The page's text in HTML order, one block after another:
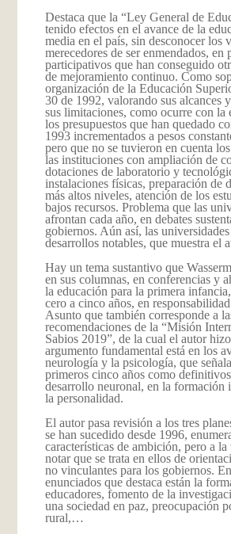
Destaca que la “Ley General de
tenido efectos en el avance de la
media en el país, sin desconocer los
merecedores de ser enmendados, en
participativos que han conseguido
de mejoramiento continuo. Como
organización de la Educación
30 de 1992, valorando sus alcances
sus limitaciones, como ocurre con la
los presupuestos que han quedado
1993 incrementados a pesos
pero que no se tuvieron en cuenta
las instituciones con ampliación de
dotaciones de laboratorio y
instalaciones físicas, preparación de
más altos niveles, atención de los
bajos recursos. Problema que las
afrontan cada año, en debates
gobiernos. Aún así, las universidades
desarrollos notables, que muestra el
Hay un tema sustantivo que
en sus columnas, en conferencias y
la educación para la primera
cero a cinco años, en
Asunto que también corresponde a
recomendaciones de la “Misión
Sabios 2019”, de la cual el autor
argumento fundamental está en los
neurología y la psicología, que
primeros cinco años como
desarrollo neuronal, en la formación
la personalidad.
El autor pasa revisión a los tres
se han sucedido desde 1996,
características de ambición, pero a
notar que se trata en ellos de
no vinculantes para los gobiernos.
enunciados que destaca están la
educadores, fomento de la
una sociedad en paz, preocupación
rural,…